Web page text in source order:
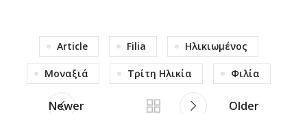
Article Filia Ηλικιωμένος
Μοναξιά Τρίτη Ηλικία Φιλία
Newer Older